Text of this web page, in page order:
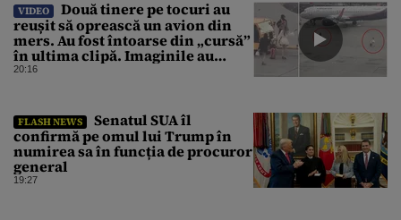
VIDEO
Două tinere pe tocuri au
reușit să oprească un avion din
mers. Au fost întoarse din „cursă”
în ultima clipă. Imaginile au
devenit virale
20:16
FLASH NEWS
Senatul SUA îl
confirmă pe omul lui Trump în
numirea sa în funcția de procuror
general
19:27